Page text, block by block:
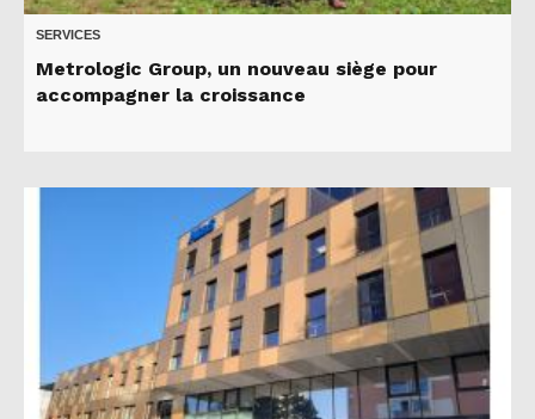
SERVICES
Metrologic Group, un nouveau siège pour
accompagner la croissance